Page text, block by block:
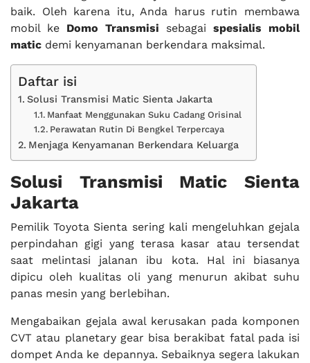
baik. Oleh karena itu, Anda harus rutin membawa
mobil ke Domo Transmisi sebagai spesialis mobil
matic demi kenyamanan berkendara maksimal.
Daftar isi
Solusi Transmisi Matic Sienta Jakarta
Manfaat Menggunakan Suku Cadang Orisinal
Perawatan Rutin Di Bengkel Terpercaya
Menjaga Kenyamanan Berkendara Keluarga
Solusi Transmisi Matic Sienta
Jakarta
Pemilik Toyota Sienta sering kali mengeluhkan gejala
perpindahan gigi yang terasa kasar atau tersendat
saat melintasi jalanan ibu kota. Hal ini biasanya
dipicu oleh kualitas oli yang menurun akibat suhu
panas mesin yang berlebihan.
Mengabaikan gejala awal kerusakan pada komponen
CVT atau planetary gear bisa berakibat fatal pada isi
dompet Anda ke depannya. Sebaiknya segera lakukan